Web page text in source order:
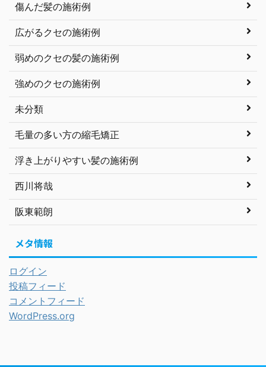
傷んだ髪の施術例
広がるクセの施術例
弱めのクセの髪の施術例
強めのクセの施術例
未分類
毛量の多い方の縮毛矯正
浮き上がりやすい髪の施術例
西川将哉
阪東範朗
メタ情報
ログイン
投稿フィード
コメントフィード
WordPress.org